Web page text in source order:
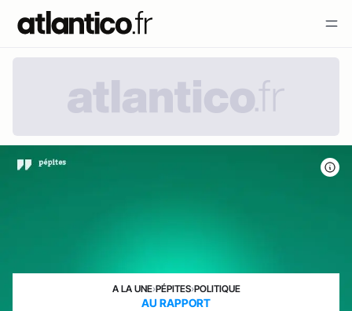
A LA UNE›PÉPITES›POLITIQUE
AU RAPPORT